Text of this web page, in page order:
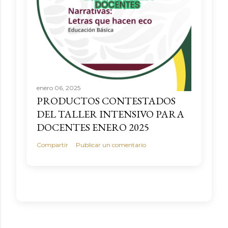
enero 06, 2025
PRODUCTOS CONTESTADOS
DEL TALLER INTENSIVO PARA
DOCENTES ENERO 2025
Compartir Publicar un comentario